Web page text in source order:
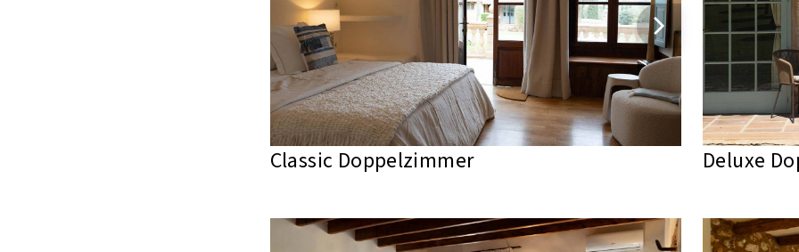
Classic Doppelzimmer Deluxe